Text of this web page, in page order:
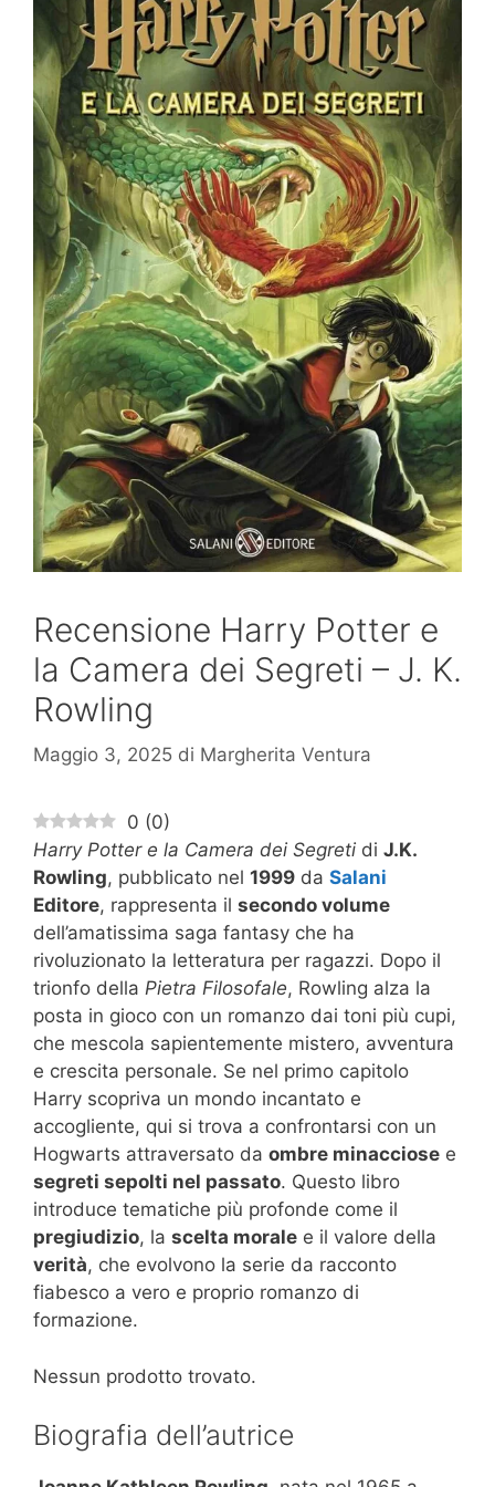
Recensione Harry Potter e
la Camera dei Segreti – J. K.
Rowling
Maggio 3, 2025 di Margherita Ventura
0 (0)
Harry Potter e la Camera dei Segreti di J.K.
Rowling, pubblicato nel 1999 da Salani
Editore, rappresenta il secondo volume
dell’amatissima saga fantasy che ha
rivoluzionato la letteratura per ragazzi. Dopo il
trionfo della Pietra Filosofale, Rowling alza la
posta in gioco con un romanzo dai toni più cupi,
che mescola sapientemente mistero, avventura
e crescita personale. Se nel primo capitolo
Harry scopriva un mondo incantato e
accogliente, qui si trova a confrontarsi con un
Hogwarts attraversato da ombre minacciose e
segreti sepolti nel passato. Questo libro
introduce tematiche più profonde come il
pregiudizio, la scelta morale e il valore della
verità, che evolvono la serie da racconto
fiabesco a vero e proprio romanzo di
formazione.
Nessun prodotto trovato.
Biografia dell’autrice